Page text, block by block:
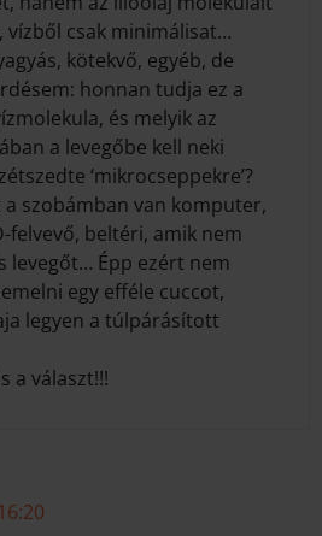
vízből csak minimálisat…
kötekvő, egyéb, de
honnan tudja ez a
és melyik az
a levegőbe kell neki
‘mikrocseppekre’?
a szobámban van komputer,
felvevő, beltéri, amik nem
levegőt… Épp ezért nem
egy efféle cuccot,
legyen a túlpárásított
a választ!!!